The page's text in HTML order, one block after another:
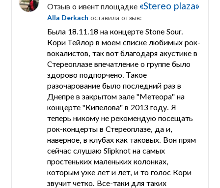
Отзыв о ивент площадке «Stereo plaza»
Alla Derkach оставила отзыв:
Была 18.11.18 на концерте Stone Sour.
Кори Тейлор в моем списке любимых рок-
вокалистов, так вот благодаря акустике в
Стереоплазе впечатление о группе было
здорово подпорчено. Такое
разочарование было последний раз в
Днепре в закрытом зале "Метеора" на
концерте "Кипелова" в 2013 году. Я
теперь никому не рекомендую посещать
рок-концерты в Стереоплазе, да и,
наверное, в клубах как таковых. Вон прям
сейчас слушаю Slipknot на самых
простеньких маленьких колонках,
которым уже лет и лет, и то голос Кори
звучит четко. Все-таки для таких